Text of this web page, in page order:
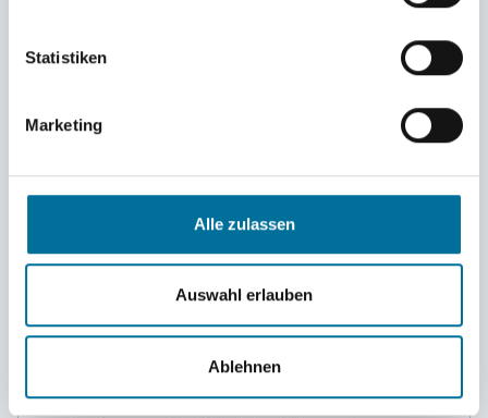
Statistiken
Marketing
Alle zulassen
Auswahl erlauben
Ablehnen
Am 12. März zerfetzte uns ein Sturm